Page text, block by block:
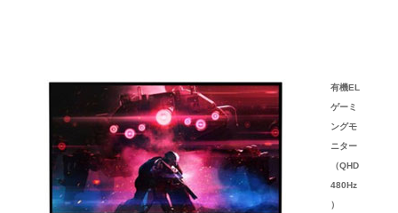
有機EL
ゲーミ
ングモ
ニター
（QHD
480Hz
）